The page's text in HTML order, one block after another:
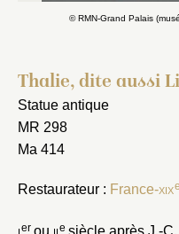
© RMN-Grand Palais
Thalie, dite aussi
Statue antique
MR 298
Ma 414
Restaurateur : France-xixe
ierou iie siècle après J.-C.